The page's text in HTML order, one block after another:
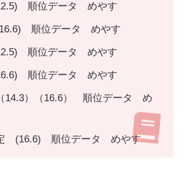
順位データ めやす
順位データ めやす
順位データ めやす
順位データ めやす
14.3）（16.6） 順位データ め
(16.6) 順位データ めやす